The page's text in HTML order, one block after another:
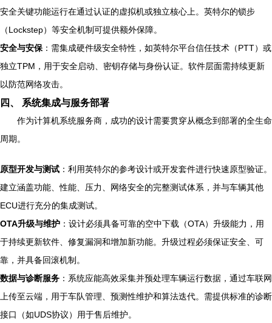
安全关键功能运行在通过认证的虚拟机或独立核心上。英特尔的锁步
（Lockstep）等安全机制可提供额外保障。
安全与安保 ：需集成硬件级安全特性，如英特尔平台信任技术（PTT）或
独立TPM，用于安全启动、密钥存储与身份认证。软件层面需持续更新
以防范网络攻击。
四、 系统集成与服务部署
作为计算机系统服务商，成功的设计需要贯穿从概念到部署的全生命
周期。
原型开发与测试 ：利用英特尔的参考设计或开发套件进行快速原型验证。
建立涵盖功能、性能、压力、网络安全的完整测试体系，并与车辆其他
ECU进行充分的集成测试。
OTA升级与维护 ：设计必须具备可靠的空中下载（OTA）升级能力，用
于持续更新软件、修复漏洞和增加新功能。升级过程必须保证安全、可
靠，并具备回滚机制。
数据与诊断服务 ：系统应能高效采集并预处理车辆运行数据，通过车联网
上传至云端，用于车队管理、预测性维护和算法迭代。需提供标准的诊断
接口（如UDS协议）用于售后维护。